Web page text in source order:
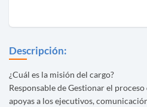
Descripción:
¿Cuál es la misión del cargo?
Responsable de Gestionar el
apoyas a los ejecutivos,